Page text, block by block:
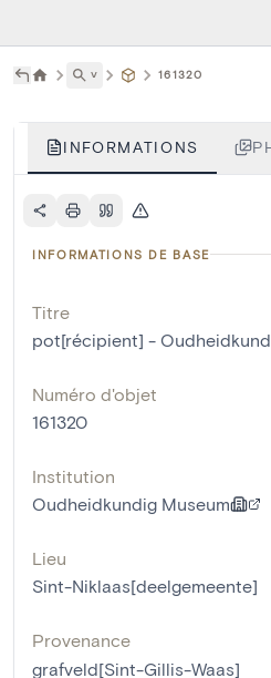
˅ 161320
INFORMATIONS
INFORMATIONS DE BASE
Titre
pot[récipient] -
Numéro d'objet
161320
Institution
Oudheidkundig Museum
Lieu
Sint-Niklaas[deelgemeente]
Provenance
grafveld[Sint-Gillis-Waas]